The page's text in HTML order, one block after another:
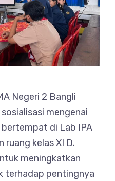
Negeri 2 Bangli
mengenai
di Lab IPA
ruang kelas XI D.
meningkatkan
terhadap pentingnya